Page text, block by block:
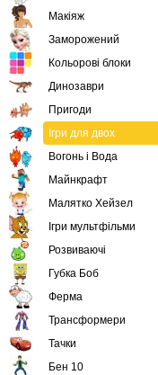
Макіяж
Заморожений
Кольорові блоки
Динозаври
Пригоди
Ігри для двох
Вогонь і Вода
Майнкрафт
Малятко Хейзел
Ігри мультфільми
Розвиваючі
Губка Боб
Ферма
Трансформери
Тачки
Бен 10